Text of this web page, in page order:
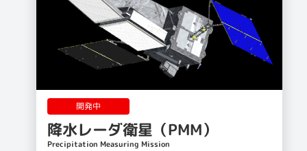
開発中
降水レーダ衛星（PMM）
Precipitation Measuring Mission